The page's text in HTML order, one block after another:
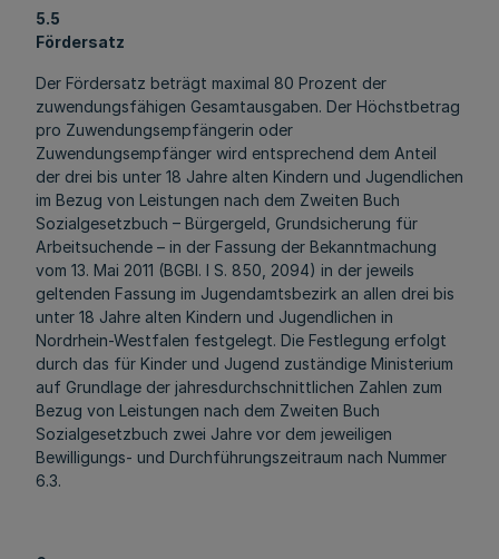
5.5
Fördersatz
Der Fördersatz beträgt maximal 80 Prozent der
zuwendungsfähigen Gesamtausgaben. Der Höchstbetrag
pro Zuwendungsempfängerin oder
Zuwendungsempfänger wird entsprechend dem Anteil
der drei bis unter 18 Jahre alten Kindern und Jugendlichen
im Bezug von Leistungen nach dem Zweiten Buch
Sozialgesetzbuch – Bürgergeld, Grundsicherung für
Arbeitsuchende – in der Fassung der Bekanntmachung
vom 13. Mai 2011 (BGBl. I S. 850, 2094) in der jeweils
geltenden Fassung im Jugendamtsbezirk an allen drei bis
unter 18 Jahre alten Kindern und Jugendlichen in
Nordrhein-Westfalen festgelegt. Die Festlegung erfolgt
durch das für Kinder und Jugend zuständige Ministerium
auf Grundlage der jahresdurchschnittlichen Zahlen zum
Bezug von Leistungen nach dem Zweiten Buch
Sozialgesetzbuch zwei Jahre vor dem jeweiligen
Bewilligungs- und Durchführungszeitraum nach Nummer
6.3.